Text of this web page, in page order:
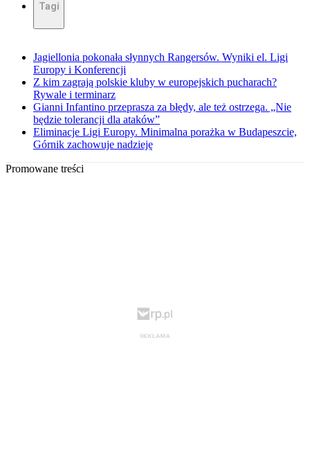
Tagi
Jagiellonia pokonała słynnych Rangersów. Wyniki el. Ligi
Europy i Konferencji
Z kim zagrają polskie kluby w europejskich pucharach?
Rywale i terminarz
Gianni Infantino przeprasza za błędy, ale też ostrzega. „Nie
będzie tolerancji dla ataków”
Eliminacje Ligi Europy. Minimalna porażka w Budapeszcie,
Górnik zachowuje nadzieję
Promowane treści